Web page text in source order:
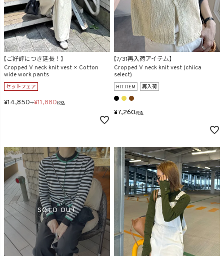
【ご好評につき延長！】
Cropped V neck knit vest × Cotton
wide work pants
セットフェア
¥14,850→¥11,880税込
【7/31再入荷アイテム】
Cropped V neck knit vest (chiica
select)
HIT ITEM 再入荷
¥7,260税込